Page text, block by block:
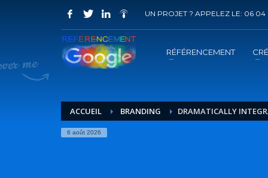
COMMENT ACHETER UN PRESTATION
1 Choisir la prestation
Vous recevrez sous 5 jours ouvrés un mail de
UN PROJET ? APPELEZ LE: 06 04
RÉFÉRENCEMENT
ACCUEIL BRANDING DRAMATICALLY
6 août 2026